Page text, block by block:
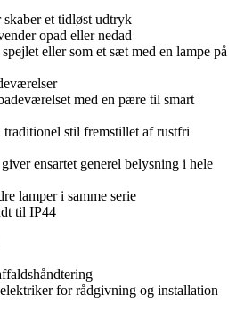
et tidløst udtryk
opad eller nedad
eller som et sæt med en lampe på
med en pære til smart
stil fremstillet af rustfri
ensartet generel belysning i hele
lamper i samme serie
til IP44
for rådgivning og installation